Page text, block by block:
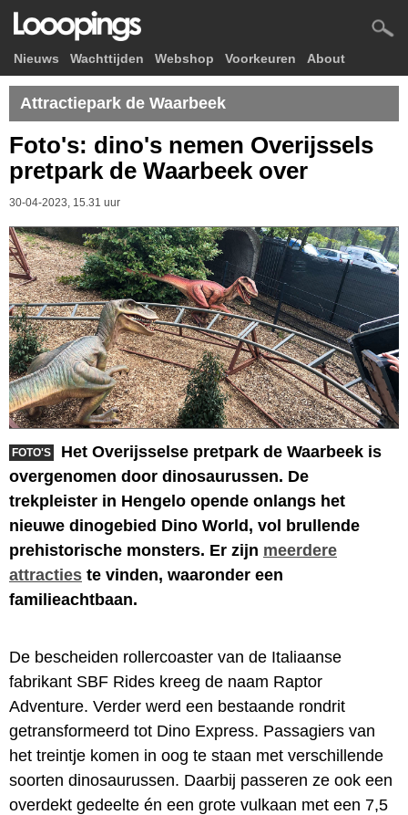
Nieuws Wachttijden Webshop Voorkeuren About
Attractiepark de Waarbeek
Foto's: dino's nemen Overijssels
pretpark de Waarbeek over
30-04-2023, 15.31 uur
FOTO'S
Het Overijsselse pretpark de Waarbeek is
overgenomen door dinosaurussen. De
trekpleister in Hengelo opende onlangs het
nieuwe dinogebied Dino World, vol brullende
prehistorische monsters. Er zijn meerdere
attracties te vinden, waaronder een
familieachtbaan.
De bescheiden rollercoaster van de Italiaanse
fabrikant SBF Rides kreeg de naam Raptor
Adventure. Verder werd een bestaande rondrit
getransformeerd tot Dino Express. Passagiers van
het treintje komen in oog te staan met verschillende
soorten dinosaurussen. Daarbij passeren ze ook een
overdekt gedeelte én een grote vulkaan met een 7,5